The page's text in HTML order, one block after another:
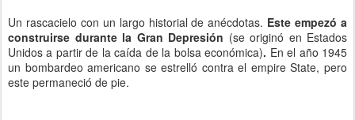
Un rascacielo con un largo historial de anécdotas. Este empezó a
construirse durante la Gran Depresión (se originó en Estados
Unidos a partir de la caída de la bolsa económica). En el año 1945
un bombardeo americano se estrelló contra el empire State, pero
este permaneció de pie.